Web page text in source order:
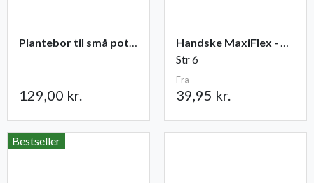
Plantebor til små potter
129,00 kr.
Handske MaxiFlex - Ultimate
Str 6
Fra
39,95 kr.
Bestseller